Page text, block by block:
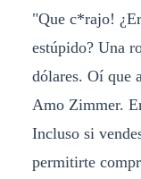
"Que c*rajo!
estúpido? Una
dólares. Oí que
Amo Zimmer.
Incluso si
permitirte